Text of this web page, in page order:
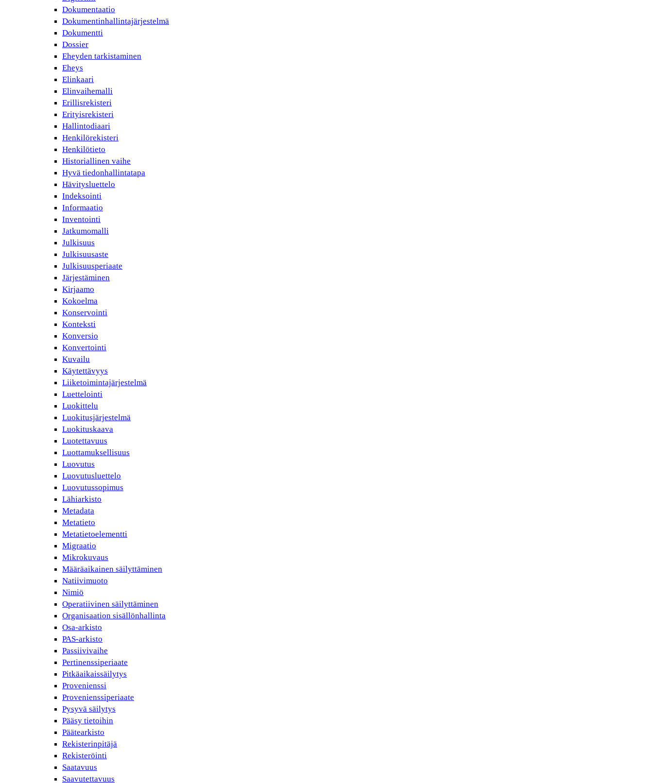
Dokumentaatio
Dokumentinhallintajärjestelmä
Dokumentti
Dossier
Eheyden tarkistaminen
Eheys
Elinkaari
Elinvaihemalli
Erillisrekisteri
Erityisrekisteri
Hallintodiaari
Henkilörekisteri
Henkilötieto
Historiallinen vaihe
Hyvä tiedonhallintatapa
Hävitysluettelo
Indeksointi
Informaatio
Inventointi
Jatkumomalli
Julkisuus
Julkisuusaste
Julkisuusperiaate
Järjestäminen
Kirjaamo
Kokoelma
Konservointi
Konteksti
Konversio
Konvertointi
Kuvailu
Käytettävyys
Liiketoimintajärjestelmä
Luettelointi
Luokittelu
Luokitusjärjestelmä
Luokituskaava
Luotettavuus
Luottamuksellisuus
Luovutus
Luovutusluettelo
Luovutussopimus
Lähiarkisto
Metadata
Metatieto
Metatietoelementti
Migraatio
Mikrokuvaus
Määräaikainen säilyttäminen
Natiivimuoto
Nimiö
Operatiivinen säilyttäminen
Organisaation sisällönhallinta
Osa-arkisto
PAS-arkisto
Passiivivaihe
Pertinenssiperiaate
Pitkäaikaissäilytys
Provenienssi
Provenienssiperiaate
Pysyvä säilytys
Pääsy tietoihin
Päätearkisto
Rekisterinpitäjä
Rekisteröinti
Saatavuus
Saavutettavuus